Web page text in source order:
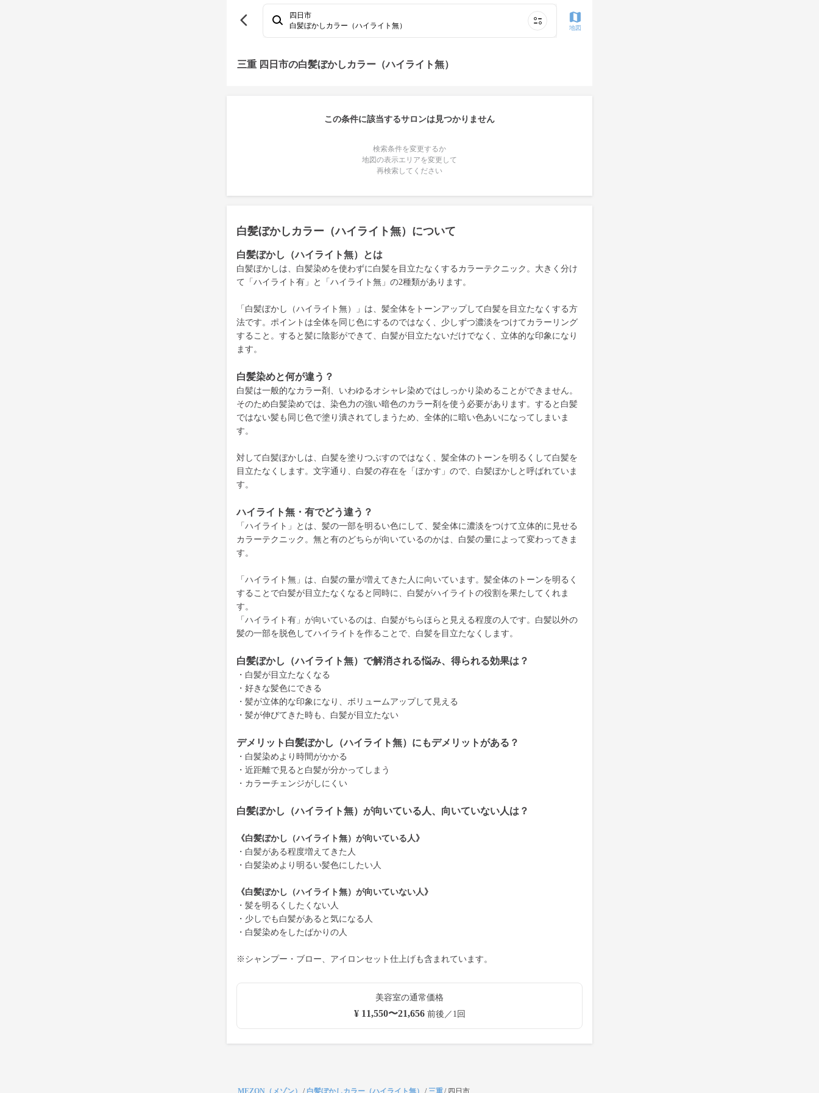
四日市
白髪ぼかしカラー（ハイライト無）
地図
三重 四日市の白髪ぼかしカラー（ハイライト無）
この条件に該当するサロンは見つかりません
検索条件を変更するか
地図の表示エリアを変更して
再検索してください
白髪ぼかしカラー（ハイライト無）について
白髪ぼかし（ハイライト無）とは
白髪ぼかしは、白髪染めを使わずに白髪を目立たなくするカラーテクニック。大きく分け
て「ハイライト有」と「ハイライト無」の2種類があります。
「白髪ぼかし（ハイライト無）」は、髪全体をトーンアップして白髪を目立たなくする方
法です。ポイントは全体を同じ色にするのではなく、少しずつ濃淡をつけてカラーリング
すること。すると髪に陰影ができて、白髪が目立たないだけでなく、立体的な印象になり
ます。
白髪染めと何が違う？
白髪は一般的なカラー剤、いわゆるオシャレ染めではしっかり染めることができません。
そのため白髪染めでは、染色力の強い暗色のカラー剤を使う必要があります。すると白髪
ではない髪も同じ色で塗り潰されてしまうため、全体的に暗い色あいになってしまいま
す。
対して白髪ぼかしは、白髪を塗りつぶすのではなく、髪全体のトーンを明るくして白髪を
目立たなくします。文字通り、白髪の存在を「ぼかす」ので、白髪ぼかしと呼ばれていま
す。
ハイライト無・有でどう違う？
「ハイライト」とは、髪の一部を明るい色にして、髪全体に濃淡をつけて立体的に見せる
カラーテクニック。無と有のどちらが向いているのかは、白髪の量によって変わってきま
す。
「ハイライト無」は、白髪の量が増えてきた人に向いています。髪全体のトーンを明るく
することで白髪が目立たなくなると同時に、白髪がハイライトの役割を果たしてくれま
す。
「ハイライト有」が向いているのは、白髪がちらほらと見える程度の人です。白髪以外の
髪の一部を脱色してハイライトを作ることで、白髪を目立たなくします。
白髪ぼかし（ハイライト無）で解消される悩み、得られる効果は？
・白髪が目立たなくなる
・好きな髪色にできる
・髪が立体的な印象になり、ボリュームアップして見える
・髪が伸びてきた時も、白髪が目立たない
デメリット白髪ぼかし（ハイライト無）にもデメリットがある？
・白髪染めより時間がかかる
・近距離で見ると白髪が分かってしまう
・カラーチェンジがしにくい
白髪ぼかし（ハイライト無）が向いている人、向いていない人は？
《白髪ぼかし（ハイライト無）が向いている人》
・白髪がある程度増えてきた人
・白髪染めより明るい髪色にしたい人
《白髪ぼかし（ハイライト無）が向いていない人》
・髪を明るくしたくない人
・少しでも白髪があると気になる人
・白髪染めをしたばかりの人
※シャンプー・ブロー、アイロンセット仕上げも含まれています。
美容室の通常価格
¥ 11,550〜21,656前後／1回
MEZON（メゾン） / 白髪ぼかしカラー（ハイライト無） / 三重/ 四日市